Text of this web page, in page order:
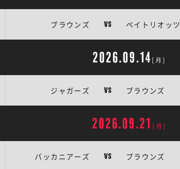
ブラウンズ VS ペイトリオッツ
2026.09.14 [月]
ジャガーズ VS ブラウンズ
2026.09.21 [月]
バッカニアーズ VS ブラウンズ